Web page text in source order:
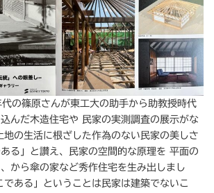
の篠原さんが東工大の助手から助教授時代
んだ木造住宅や 民家の実測調査の展示がな
地の生活に根ざした作為のない民家の美しさ
る」と讃え、民家の空間的な原理を 平面の
から傘の家など秀作住宅を生み出しまし
ある」ということは民家は建築でないこ